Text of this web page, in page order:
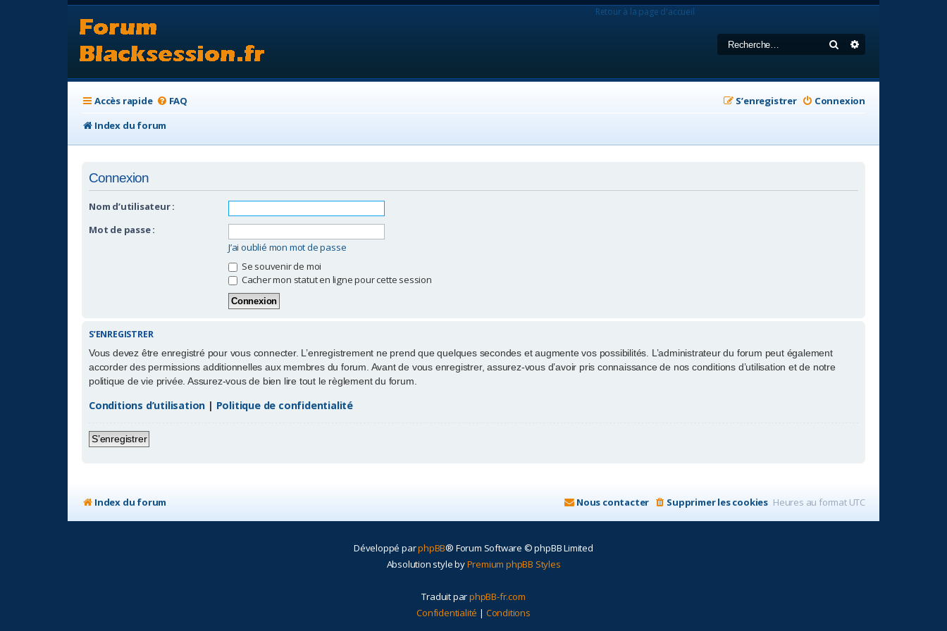
Rechercher
Retour à la page d'accueil
Accès rapide FAQ Connexion
S’enregistrer
Index du forum
Connexion
Nom d’utilisateur :
Mot de passe :
J’ai oublié mon mot de passe
Se souvenir de moi
Cacher mon statut en ligne pour cette session
S’ENREGISTRER
Vous devez être enregistré pour vous connecter. L’enregistrement ne prend que quelques secondes et augmente vos possibilités. L’administrateur du forum peut également
accorder des permissions additionnelles aux membres du forum. Avant de vous enregistrer, assurez-vous d’avoir pris connaissance de nos conditions d’utilisation et de notre
politique de vie privée. Assurez-vous de bien lire tout le règlement du forum.
Conditions d’utilisation | Politique de confidentialité
S’enregistrer
Index du forum Heures au format UTC
Supprimer les cookies
Nous contacter
Développé parphpBB® Forum Software © phpBB Limited
Absolution style byPremium phpBB Styles
Traduit parphpBB-fr.com
Confidentialité | Conditions